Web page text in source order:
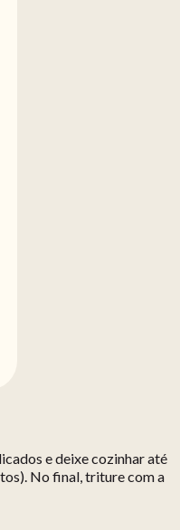
e deixe cozinhar até
No final, triture com a